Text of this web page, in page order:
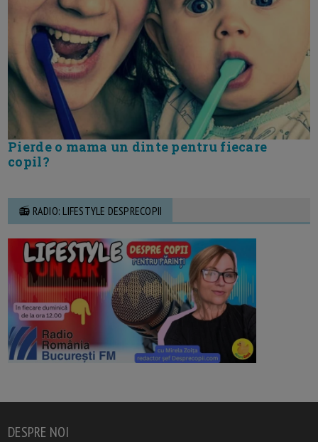
Pierde o mama un dinte pentru fiecare
copil?
📻 RADIO: LIFESTYLE DESPRECOPII
DESPRE NOI